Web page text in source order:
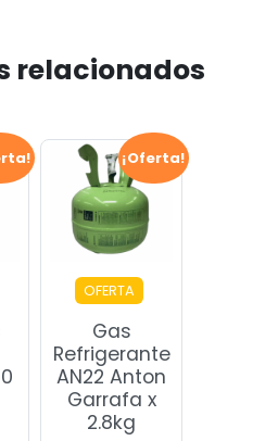
relacionados
¡Oferta!
OFERTA
Gas
Refrigerante
AN22 Anton
Garrafa x
2.8kg